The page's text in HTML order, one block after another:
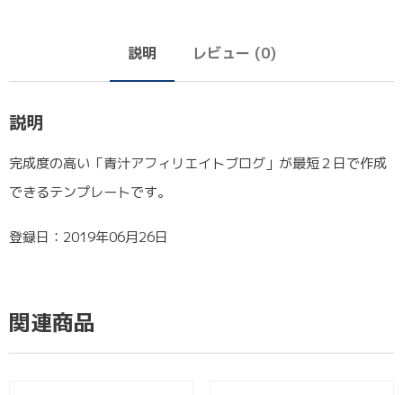
説明 レビュー (0)
説明
完成度の高い「青汁アフィリエイトブログ」が最短２日で作成
できるテンプレートです。
登録日：2019年06月26日
関連商品